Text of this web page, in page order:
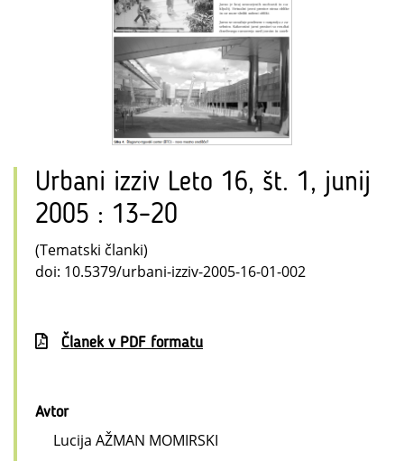
Urbani izziv Leto 16, št. 1, junij
2005 : 13–20
(Tematski članki)
doi: 10.5379/urbani-izziv-2005-16-01-002
Članek v PDF formatu
Avtor
Lucija AŽMAN MOMIRSKI